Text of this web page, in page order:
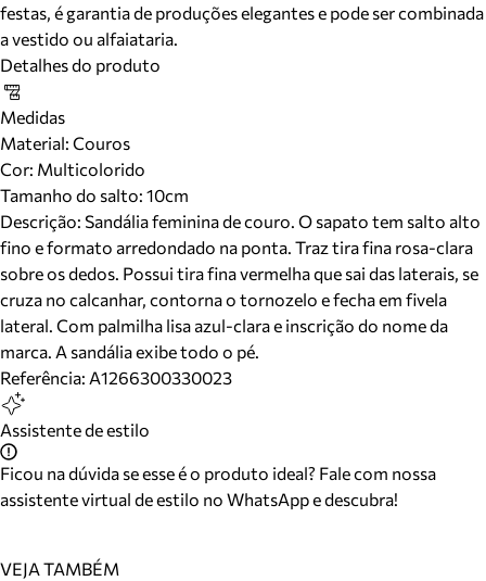
festas, é garantia de produções elegantes e pode ser combinada
a vestido ou alfaiataria.
Detalhes do produto
Medidas
Material: Couros
Cor: Multicolorido
Tamanho do salto: 10cm
Descrição: Sandália feminina de couro. O sapato tem salto alto
fino e formato arredondado na ponta. Traz tira fina rosa-clara
sobre os dedos. Possui tira fina vermelha que sai das laterais, se
cruza no calcanhar, contorna o tornozelo e fecha em fivela
lateral. Com palmilha lisa azul-clara e inscrição do nome da
marca. A sandália exibe todo o pé.
Referência: A1266300330023
Assistente de estilo
Ficou na dúvida se esse é o produto ideal? Fale com nossa
assistente virtual de estilo no WhatsApp e descubra!
VEJA TAMBÉM